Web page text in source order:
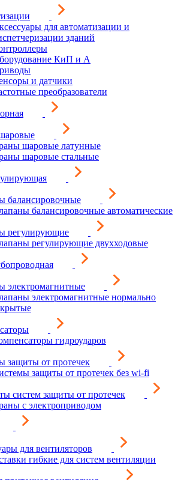
для автоматизации и
зданий
КиП и А
и датчики
преобразователи
шаровые латунные
шаровые стальные
балансировочные
балансировочные автоматические
регулирующие
регулирующие двухходовые
электромагнитные
электромагнитные нормально
гидроударов
защиты от протечек
защиты от протечек без wi-fi
систем защиты от протечек
с электроприводом
для вентиляторов
гибкие для систем вентиляции